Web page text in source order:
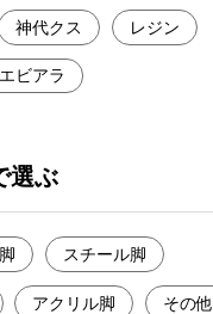
神代クス レジン
エビアラ
選ぶ
スチール脚
アクリル脚 その他